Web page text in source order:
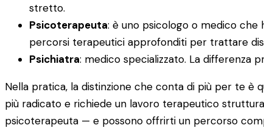
stretto.
Psicoterapeuta: è uno psicologo o medico che
percorsi terapeutici approfonditi per trattare
Psichiatra: medico specializzato. La differenza
Nella pratica, la distinzione che conta di più per te è
più radicato e richiede un lavoro terapeutico
psicoterapeuta — e possono offrirti un percorso